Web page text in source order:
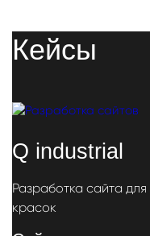
Кейсы
Q industrial
Разработка сайта
красок